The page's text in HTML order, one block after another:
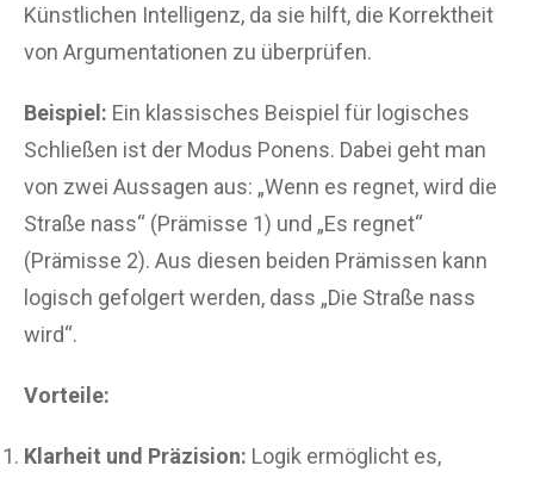
Künstlichen Intelligenz, da sie hilft, die Korrektheit
von Argumentationen zu überprüfen.
Beispiel: Ein klassisches Beispiel für logisches
Schließen ist der Modus Ponens. Dabei geht man
von zwei Aussagen aus: „Wenn es regnet, wird die
Straße nass“ (Prämisse 1) und „Es regnet“
(Prämisse 2). Aus diesen beiden Prämissen kann
logisch gefolgert werden, dass „Die Straße nass
wird“.
Vorteile:
Klarheit und Präzision: Logik ermöglicht es,